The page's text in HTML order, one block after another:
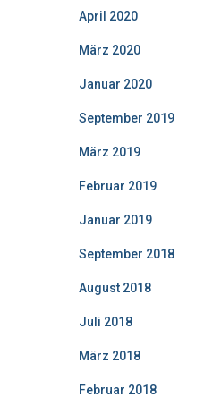
April 2020
März 2020
Januar 2020
September 2019
März 2019
Februar 2019
Januar 2019
September 2018
August 2018
Juli 2018
März 2018
Februar 2018